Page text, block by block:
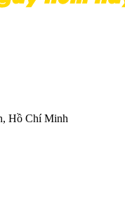
Hồ Chí Minh